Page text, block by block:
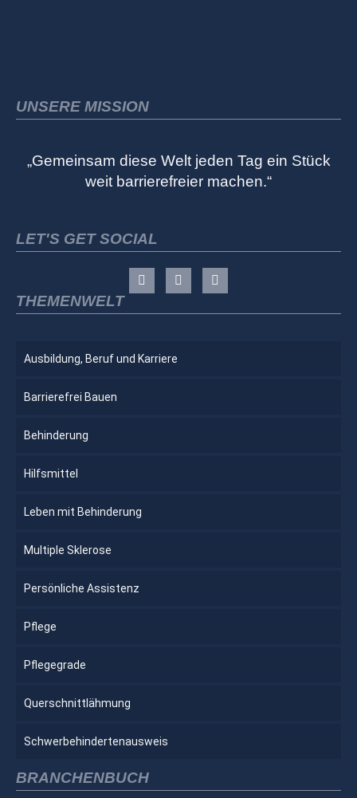
UNSERE MISSION
„Gemeinsam diese Welt jeden Tag ein Stück
weit barrierefreier machen.“
LET'S GET SOCIAL
THEMENWELT
Ausbildung, Beruf und Karriere
Barrierefrei Bauen
Behinderung
Hilfsmittel
Leben mit Behinderung
Multiple Sklerose
Persönliche Assistenz
Pflege
Pflegegrade
Querschnittlähmung
Schwerbehindertenausweis
BRANCHENBUCH